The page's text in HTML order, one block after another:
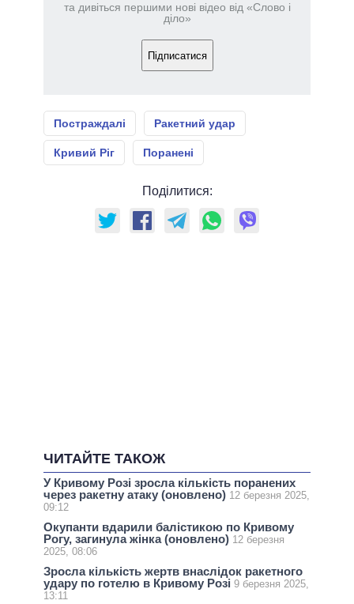
та дивіться першими нові відео від «Слово і
діло»
Підписатися
Постраждалі Ракетний удар
Кривий Ріг Поранені
Поділитися:
ЧИТАЙТЕ ТАКОЖ
У Кривому Розі зросла кількість поранених
через ракетну атаку (оновлено) 12 березня 2025,
09:12
Окупанти вдарили балістикою по Кривому
Рогу, загинула жінка (оновлено) 12 березня
2025, 08:06
Зросла кількість жертв внаслідок ракетного
удару по готелю в Кривому Розі 9 березня 2025,
13:11